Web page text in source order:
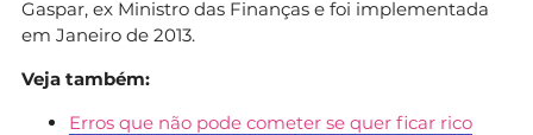
Gaspar, ex Ministro das Finanças e foi implementada
em Janeiro de 2013.
Veja também:
Erros que não pode cometer se quer ficar rico